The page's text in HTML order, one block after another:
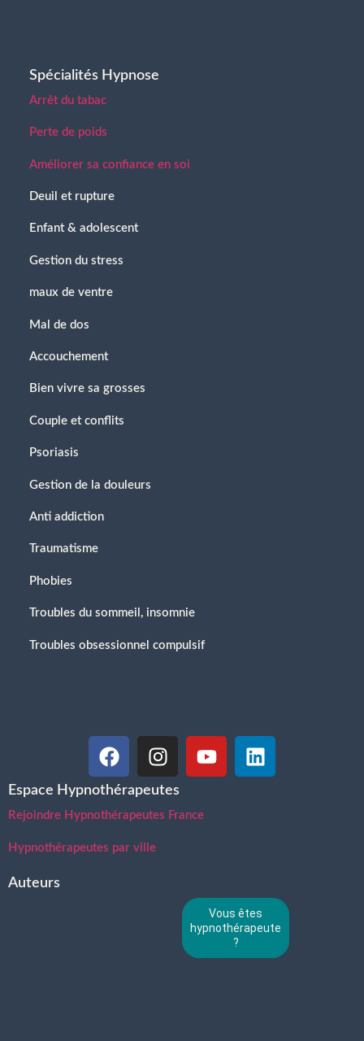
Spécialités Hypnose
Arrêt du tabac
Perte de poids
Améliorer sa confiance en soi
Deuil et rupture
Enfant & adolescent
Gestion du stress
maux de ventre
Mal de dos
Accouchement
Bien vivre sa grosses
Couple et conflits
Psoriasis
Gestion de la douleurs
Anti addiction
Traumatisme
Phobies
Troubles du sommeil, insomnie
Troubles obsessionnel compulsif
Espace Hypnothérapeutes
Rejoindre Hypnothérapeutes France
Hypnothérapeutes par ville
Auteurs
Vous êtes
hypnothérapeute
?